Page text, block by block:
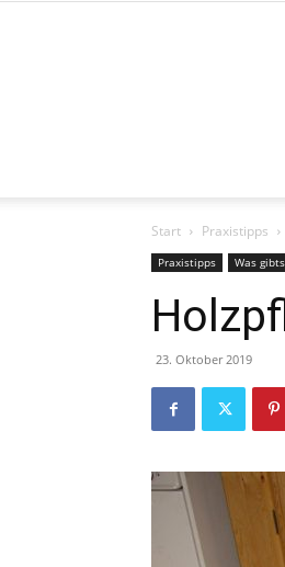
Start Praxistipps
Praxistipps Was
23. Oktober 2019